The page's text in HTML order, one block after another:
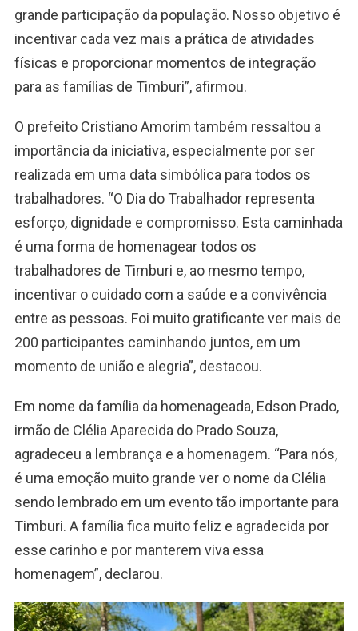
grande participação da população. Nosso objetivo é
incentivar cada vez mais a prática de atividades
físicas e proporcionar momentos de integração
para as famílias de Timburi”, afirmou.
O prefeito Cristiano Amorim também ressaltou a
importância da iniciativa, especialmente por ser
realizada em uma data simbólica para todos os
trabalhadores. “O Dia do Trabalhador representa
esforço, dignidade e compromisso. Esta caminhada
é uma forma de homenagear todos os
trabalhadores de Timburi e, ao mesmo tempo,
incentivar o cuidado com a saúde e a convivência
entre as pessoas. Foi muito gratificante ver mais de
200 participantes caminhando juntos, em um
momento de união e alegria”, destacou.
Em nome da família da homenageada, Edson Prado,
irmão de Clélia Aparecida do Prado Souza,
agradeceu a lembrança e a homenagem. “Para nós,
é uma emoção muito grande ver o nome da Clélia
sendo lembrado em um evento tão importante para
Timburi. A família fica muito feliz e agradecida por
esse carinho e por manterem viva essa
homenagem”, declarou.